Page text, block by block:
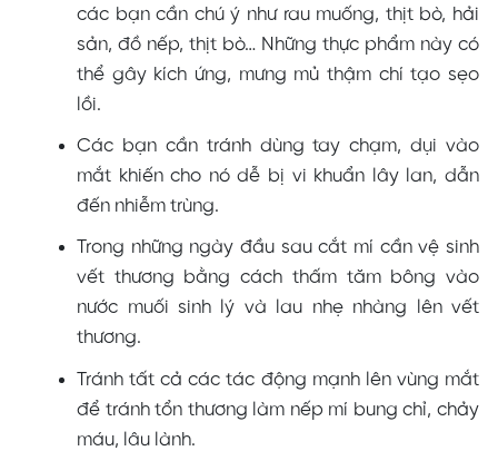
các bạn cần chú ý như rau muống, thịt bò, hải
sản, đồ nếp, thịt bò… Những thực phẩm này có
thể gây kích ứng, mưng mủ thậm chí tạo sẹo
lồi.
Các bạn cần tránh dùng tay chạm, dụi vào
mắt khiến cho nó dễ bị vi khuẩn lây lan, dẫn
đến nhiễm trùng.
Trong những ngày đầu sau cắt mí cần vệ sinh
vết thương bằng cách thấm tăm bông vào
nước muối sinh lý và lau nhẹ nhàng lên vết
thương.
Tránh tất cả các tác động mạnh lên vùng mắt
để tránh tổn thương làm nếp mí bung chỉ, chảy
máu, lâu lành.